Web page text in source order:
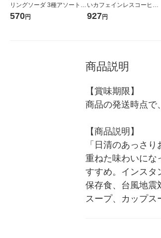
リングソーダ 3種アソート 6
3g 1セット（1個×3）
570円
いカフェインレスコーヒー
コーヒーバッグ 水淹れアイ
927円
商品説明
【賞味期限】
商品の発送時点で
【商品説明】
「日清のあっさ
重ねた味わいにな
すすめ。インスタ
保存食、台風地震
スープ、カップス